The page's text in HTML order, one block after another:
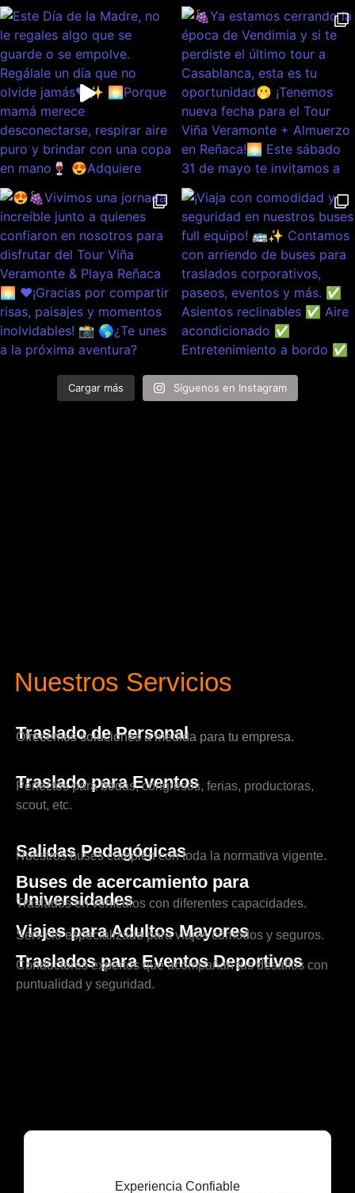
Cargar más Síguenos en Instagram
Nuestros Servicios
Traslado de Personal
Ofrecemos soluciones a medida para tu empresa.
Traslado para Eventos
Perfectos para bodas, congresos, ferias, productoras,
scout, etc.
Salidas Pedagógicas
Nuestros buses cumplen con toda la normativa vigente.
Buses de acercamiento para
Universidades
Traslados en vehículos con diferentes capacidades.
Viajes para Adultos Mayores
Servicio especializado para viajes cómodos y seguros.
Traslados para Eventos Deportivos
Conductores expertos que acompañan tus desafíos con
puntualidad y seguridad.
Experiencia Confiable